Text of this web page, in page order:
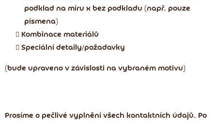
podklad na míru x bez podkladu (např. pouze
písmena)
Kombinace materiálů
Speciální detaily/požadavky
(bude upraveno v závislosti na vybraném motivu)
Prosíme o pečlivé vyplnění všech kontaktních údajů. Po